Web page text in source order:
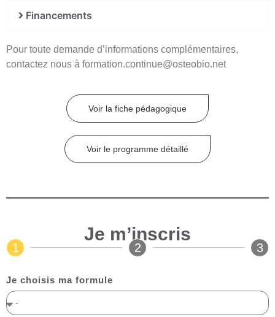
Financements
Pour toute demande d’informations complémentaires,
contactez nous à formation.continue@osteobio.net
Voir la fiche pédagogique
Voir le programme détaillé
Je m’inscris
1 2 3
Je choisis ma formule